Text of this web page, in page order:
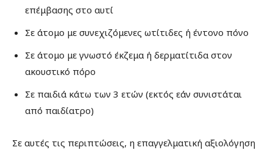
επέμβασης στο αυτί
Σε άτομο με συνεχιζόμενες ωτίτιδες ή έντονο πόνο
Σε άτομο με γνωστό έκζεμα ή δερματίτιδα στον
ακουστικό πόρο
Σε παιδιά κάτω των 3 ετών (εκτός εάν συνιστάται
από παιδίατρο)
Σε αυτές τις περιπτώσεις, η επαγγελματική αξιολόγηση